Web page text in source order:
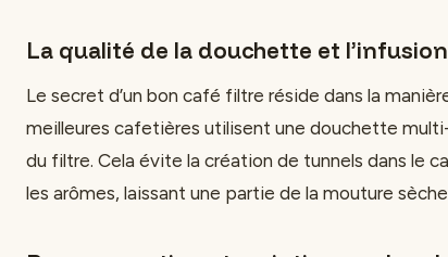
La qualité de la douchette et l’infusion
Le secret d’un bon café filtre réside dans la
meilleures cafetières utilisent une douchette
du filtre. Cela évite la création de tunnels dans le
les arômes, laissant une partie de la mouture